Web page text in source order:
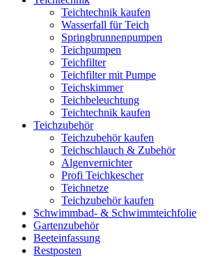
Teichtechnik kaufen
Wasserfall für Teich
Springbrunnenpumpen
Teichpumpen
Teichfilter
Teichfilter mit Pumpe
Teichskimmer
Teichbeleuchtung
Teichtechnik kaufen
Teichzubehör
Teichzubehör kaufen
Teichschlauch & Zubehör
Algenvernichter
Profi Teichkescher
Teichnetze
Teichzubehör kaufen
Schwimmbad- & Schwimmteichfolie
Gartenzubehör
Beeteinfassung
Restposten